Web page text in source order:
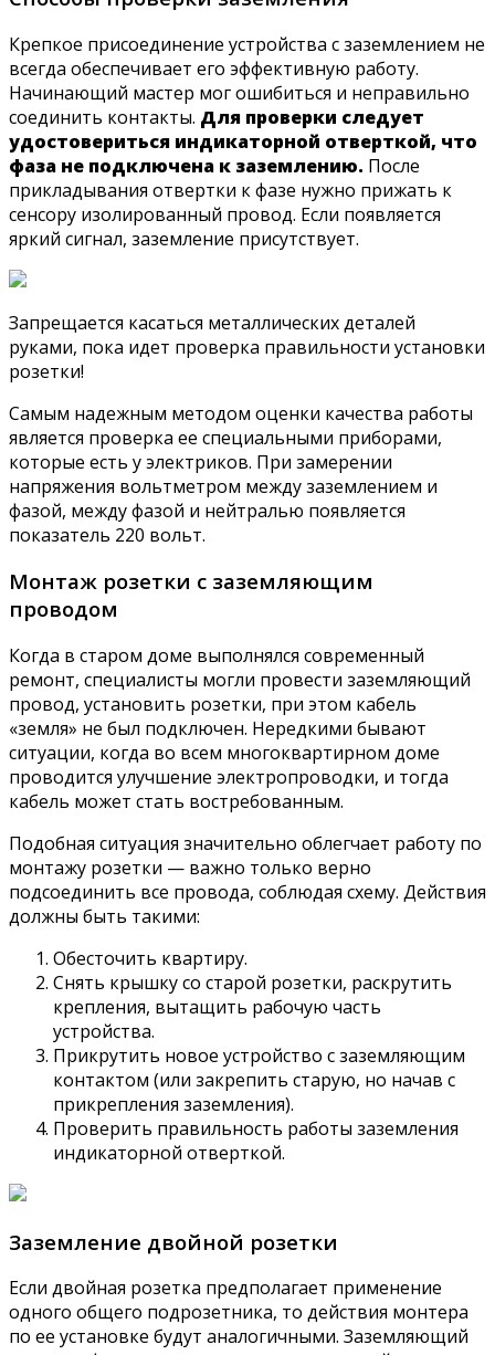
Крепкое присоединение устройства с заземлением не
всегда обеспечивает его эффективную работу.
Начинающий мастер мог ошибиться и неправильно
соединить контакты. Для проверки следует
удостовериться индикаторной отверткой, что
фаза не подключена к заземлению. После
прикладывания отвертки к фазе нужно прижать к
сенсору изолированный провод. Если появляется
яркий сигнал, заземление присутствует.
Запрещается касаться металлических деталей
руками, пока идет проверка правильности установки
розетки!
Самым надежным методом оценки качества работы
является проверка ее специальными приборами,
которые есть у электриков. При замерении
напряжения вольтметром между заземлением и
фазой, между фазой и нейтралью появляется
показатель 220 вольт.
Монтаж розетки с заземляющим
проводом
Когда в старом доме выполнялся современный
ремонт, специалисты могли провести заземляющий
провод, установить розетки, при этом кабель
«земля» не был подключен. Нередкими бывают
ситуации, когда во всем многоквартирном доме
проводится улучшение электропроводки, и тогда
кабель может стать востребованным.
Подобная ситуация значительно облегчает работу по
монтажу розетки — важно только верно
подсоединить все провода, соблюдая схему. Действия
должны быть такими:
Обесточить квартиру.
Снять крышку со старой розетки, раскрутить
крепления, вытащить рабочую часть
устройства.
Прикрутить новое устройство с заземляющим
контактом (или закрепить старую, но начав с
прикрепления заземления).
Проверить правильность работы заземления
индикаторной отверткой.
Заземление двойной розетки
Если двойная розетка предполагает применение
одного общего подрозетника, то действия монтера
по ее установке будут аналогичными. Заземляющий